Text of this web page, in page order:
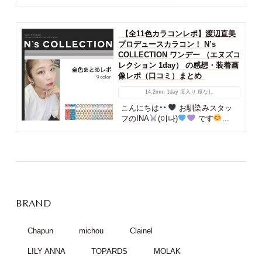
【全11色カラコンレポ】渡辺直美
プロデュースカラコン！ N’s
COLLECTION ワンデー （エヌズコ
レクション 1day） の感想・装着画
像レポ（口コミ）まとめ
14.2mm 1day 度入り 度なし
こんにちは
お馴染みスタッ
フのINA
(이나) です
BRAND
Chapun michou Clainel
LILY ANNA TOPARDS MOLAK